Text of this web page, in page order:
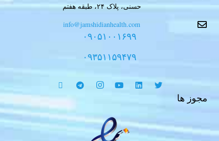
حسنی، پلاک ۲۴، طبقه هفتم
info@jamshidianhealth.com
۰۹۰۵۱۰۰۱۶۹۹
۰۹۳۵۱۱۵۹۴۷۹
مجوز ها